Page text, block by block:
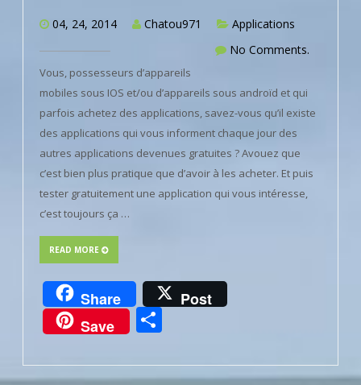
04, 24, 2014 Chatou971
Applications
No Comments.
Vous, possesseurs d’appareils
mobiles sous IOS et/ou d’appareils sous androïd et qui
parfois achetez des applications, savez-vous qu’il existe
des applications qui vous informent chaque jour des
autres applications devenues gratuites ? Avouez que
c’est bien plus pratique que d’avoir à les acheter. Et puis
tester gratuitement une application qui vous intéresse,
c’est toujours ça …
READ MORE
Share
Post
Save